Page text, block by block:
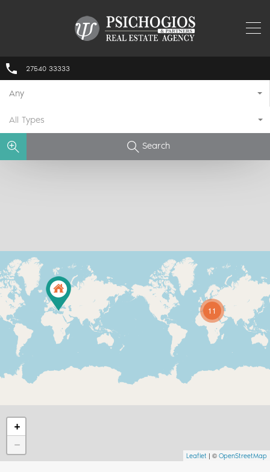
27540 33333
Any
All Types
Search
11
+
−
Leaflet | © OpenStreetMap